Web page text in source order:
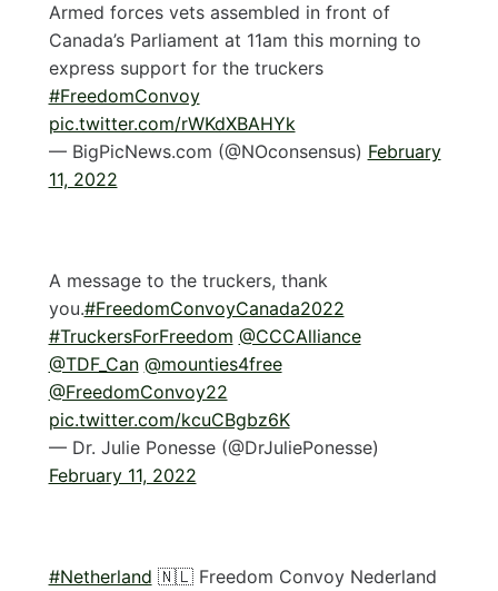
Armed forces vets assembled in front of
Canada’s Parliament at 11am this morning to
express support for the truckers
#FreedomConvoy
pic.twitter.com/rWKdXBAHYk
— BigPicNews.com (@NOconsensus) February
11, 2022
A message to the truckers, thank
you.#FreedomConvoyCanada2022
#TruckersForFreedom @CCCAlliance
@TDF_Can @mounties4free
@FreedomConvoy22
pic.twitter.com/kcuCBgbz6K
— Dr. Julie Ponesse (@DrJuliePonesse)
February 11, 2022
#Netherland 🇳🇱 Freedom Convoy Nederland